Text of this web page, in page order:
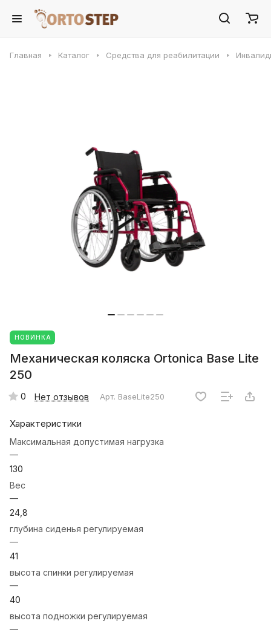
Главная Каталог Средства для реабилитации
НОВИНКА
Механическая коляска Ortonica Base Lite
250
0 Нет отзывов Арт. BaseLite250
Характеристики
Максимальная допустимая нагрузка
—
130
Вес
—
24,8
глубина сиденья регулируемая
—
41
высота спинки регулируемая
—
40
высота подножки регулируемая
—